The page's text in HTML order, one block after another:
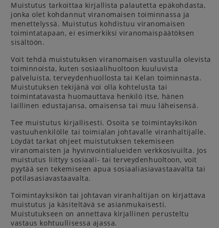
Muistutus tarkoittaa kirjallista palautetta epäkohdasta,
jonka olet kohdannut viranomaisen toiminnassa ja
menettelyssä. Muistutus kohdistuu viranomaisen
toimintatapaan, ei esimerkiksi viranomaispäätöksen
sisältöön.
Voit tehdä muistutuksen viranomaisen vastuulla olevista
toiminnoista, kuten sosiaalihuoltoon kuuluvista
palveluista, terveydenhuollosta tai Kelan toiminnasta.
Muistutuksen tekijänä voi olla kohtelusta tai
toimintatavasta huomauttava henkilö itse, hänen
laillinen edustajansa, omaisensa tai muu läheisensä.
Tee muistutus kirjallisesti. Osoita se toimintayksikön
vastuuhenkilölle tai toimialan johtavalle viranhaltijalle.
Löydät tarkat ohjeet muistutuksen tekemiseen
viranomaisten ja hyvinvointialueiden verkkosivuilta. Jos
muistutus liittyy sosiaali- tai terveydenhuoltoon, voit
pyytää sen tekemiseen apua sosiaaliasiavastaavalta tai
potilasasiavastaavalta.
Toimintayksikön tai johtavan viranhaltijan on kirjattava
muistutus ja käsiteltävä se asianmukaisesti.
Muistutukseen on annettava kirjallinen perusteltu
vastaus kohtuullisessa ajassa.